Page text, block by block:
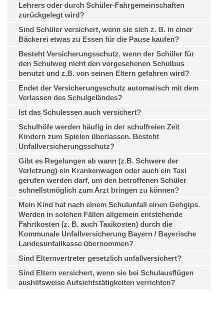
Lehrers oder durch Schüler-Fahrgemeinschaften
zurückgelegt wird?
Sind Schüler versichert, wenn sie sich z. B. in einer
Bäckerei etwas zu Essen für die Pause kaufen?
Besteht Versicherungsschutz, wenn der Schüler für
den Schulweg nicht den vorgesehenen Schulbus
benutzt und z.B. von seinen Eltern gefahren wird?
Endet der Versicherungsschutz automatisch mit dem
Verlassen des Schulgeländes?
Ist das Schulessen auch versichert?
Schulhöfe werden häufig in der schulfreien Zeit
Kindern zum Spielen überlassen. Besteht
Unfallversicherungsschutz?
Gibt es Regelungen ab wann (z.B. Schwere der
Verletzung) ein Krankenwagen oder auch ein Taxi
gerufen werden darf, um den betroffenen Schüler
schnellstmöglich zum Arzt bringen zu können?
Mein Kind hat nach einem Schulunfall einen Gehgips.
Werden in solchen Fällen allgemein entstehende
Fahrtkosten (z. B. auch Taxikosten) durch die
Kommunale Unfallversicherung Bayern / Bayerische
Landesunfallkasse übernommen?
Sind Elternvertreter gesetzlich unfallversichert?
Sind Eltern versichert, wenn sie bei Schulausflügen
aushilfsweise Aufsichtstätigkeiten verrichten?